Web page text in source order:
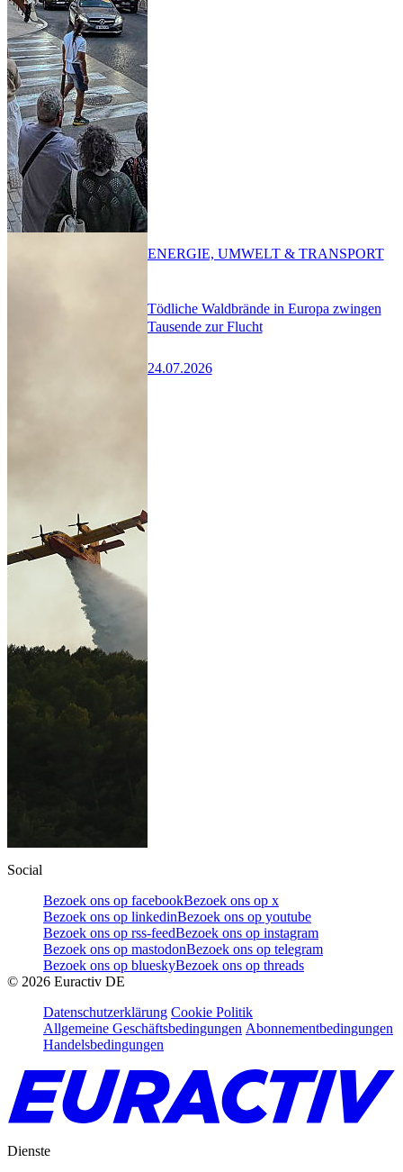
Tödliche Waldbrände in Europa zwingen
Tausende zur Flucht
24.07.2026
ENERGIE, UMWELT & TRANSPORT
Social
Bezoek ons op facebookBezoek ons op x
Bezoek ons op linkedinBezoek ons op youtube
Bezoek ons op rss-feedBezoek ons op instagram
Bezoek ons op mastodonBezoek ons op telegram
Bezoek ons op blueskyBezoek ons op threads
© 2026 Euractiv DE
Datenschutzerklärung Cookie Politik
Allgemeine Geschäftsbedingungen Abonnementbedingungen
Handelsbedingungen
Dienste